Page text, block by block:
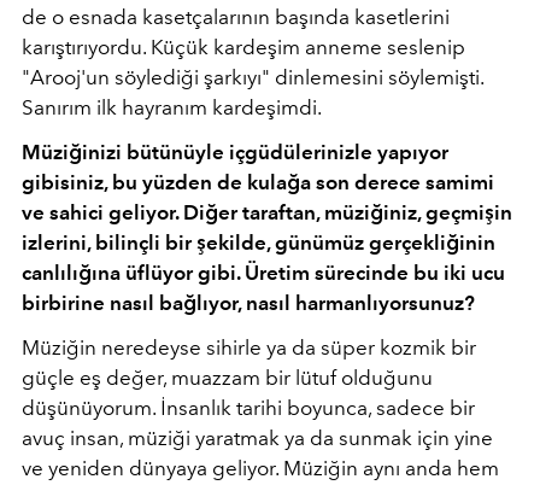
de o esnada kasetçalarının başında kasetlerini
karıştırıyordu. Küçük kardeşim anneme seslenip
"Arooj'un söylediği şarkıyı" dinlemesini söylemişti.
Sanırım ilk hayranım kardeşimdi.
Müziğinizi bütünüyle içgüdülerinizle yapıyor
gibisiniz, bu yüzden de kulağa son derece samimi
ve sahici geliyor. Diğer taraftan, müziğiniz, geçmişin
izlerini, bilinçli bir şekilde, günümüz gerçekliğinin
canlılığına üflüyor gibi. Üretim sürecinde bu iki ucu
birbirine nasıl bağlıyor, nasıl harmanlıyorsunuz?
Müziğin neredeyse sihirle ya da süper kozmik bir
güçle eş değer, muazzam bir lütuf olduğunu
düşünüyorum. İnsanlık tarihi boyunca, sadece bir
avuç insan, müziği yaratmak ya da sunmak için yine
ve yeniden dünyaya geliyor. Müziğin aynı anda hem